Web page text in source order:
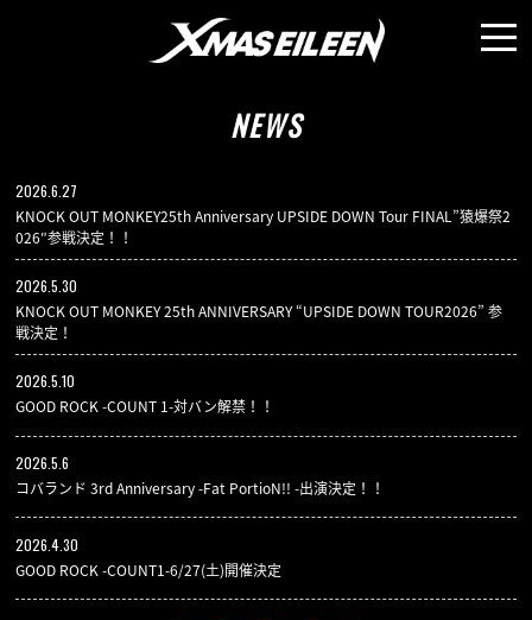
NEWS
MEDIA
PROFILE
DISCO
GALLERY
GOODS
NEWS
2026.6.27
KNOCK OUT MONKEY25th Anniversary UPSIDE DOWN Tour FINAL”猿爆祭2
026″参戦決定！！
2026.5.30
KNOCK OUT MONKEY 25th ANNIVERSARY “UPSIDE DOWN TOUR2026” 参
戦決定！
2026.5.10
GOOD ROCK -COUNT 1-対バン解禁！！
2026.5.6
コバランド 3rd Anniversary -Fat PortioN!! -出演決定！！
2026.4.30
GOOD ROCK -COUNT1-6/27(土)開催決定